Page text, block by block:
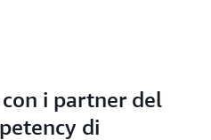
i partner del
di